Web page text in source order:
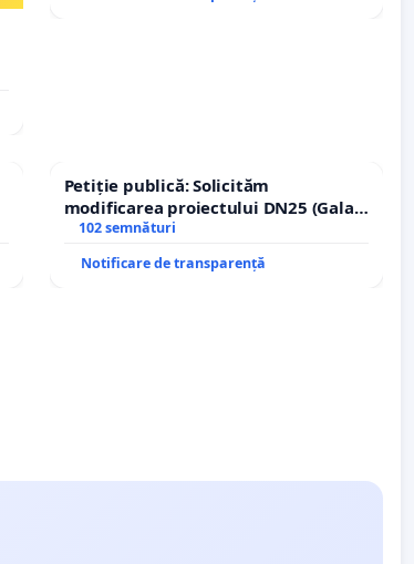
Petiție publică: Solicităm
modificarea proiectului DN25 (Galați
– Hanu Conachi) prin devierea
102 semnături
Notificare de transparență